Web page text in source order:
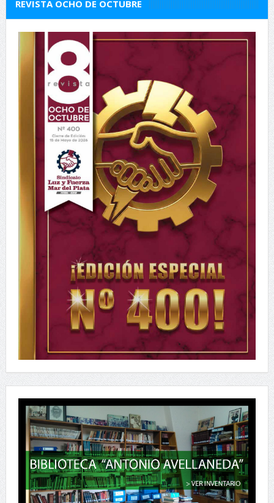
REVISTA OCHO DE OCTUBRE